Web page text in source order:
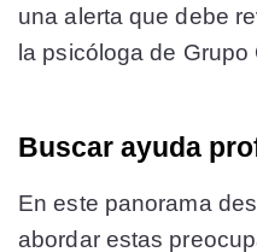
una alerta que debe
la psicóloga de
Buscar ayuda
En este panorama
abordar estas